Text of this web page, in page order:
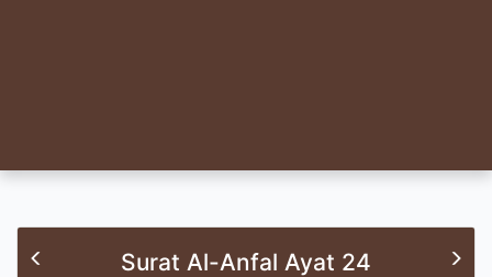
Surat Al-Anfal Ayat 24